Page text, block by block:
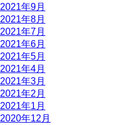
2021年9月
2021年8月
2021年7月
2021年6月
2021年5月
2021年4月
2021年3月
2021年2月
2021年1月
2020年12月